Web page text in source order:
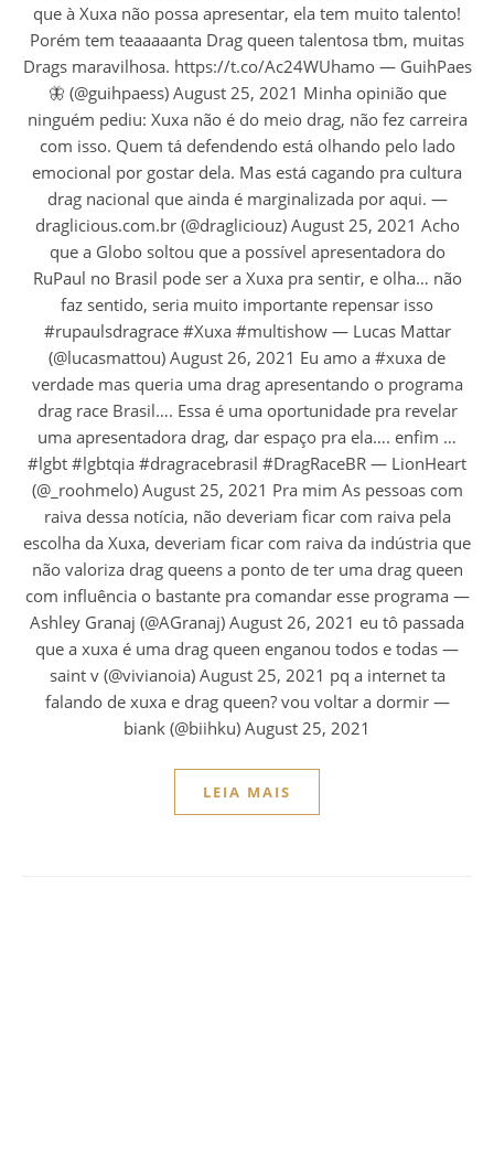
que à Xuxa não possa apresentar, ela tem muito talento!
Porém tem teaaaaanta Drag queen talentosa tbm, muitas
Drags maravilhosa. https://t.co/Ac24WUhamo — GuihPaes
🦋 (@guihpaess) August 25, 2021 Minha opinião que
ninguém pediu: Xuxa não é do meio drag, não fez carreira
com isso. Quem tá defendendo está olhando pelo lado
emocional por gostar dela. Mas está cagando pra cultura
drag nacional que ainda é marginalizada por aqui. —
draglicious.com.br (@dragliciouz) August 25, 2021 Acho
que a Globo soltou que a possível apresentadora do
RuPaul no Brasil pode ser a Xuxa pra sentir, e olha… não
faz sentido, seria muito importante repensar isso
#rupaulsdragrace #Xuxa #multishow — Lucas Mattar
(@lucasmattou) August 26, 2021 Eu amo a #xuxa de
verdade mas queria uma drag apresentando o programa
drag race Brasil…. Essa é uma oportunidade pra revelar
uma apresentadora drag, dar espaço pra ela…. enfim …
#lgbt #lgbtqia #dragracebrasil #DragRaceBR — LionHeart
(@_roohmelo) August 25, 2021 Pra mim As pessoas com
raiva dessa notícia, não deveriam ficar com raiva pela
escolha da Xuxa, deveriam ficar com raiva da indústria que
não valoriza drag queens a ponto de ter uma drag queen
com influência o bastante pra comandar esse programa —
Ashley Granaj (@AGranaj) August 26, 2021 eu tô passada
que a xuxa é uma drag queen enganou todos e todas —
saint v (@vivianoia) August 25, 2021 pq a internet ta
falando de xuxa e drag queen? vou voltar a dormir —
biank (@biihku) August 25, 2021
LEIA MAIS